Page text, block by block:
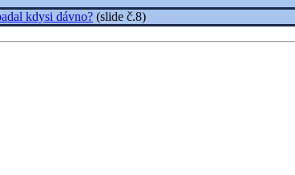
kdysi dávno? (slide č.8)